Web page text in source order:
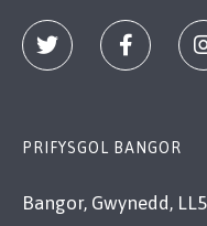
PRIFYSGOL BANGOR
Bangor, Gwynedd,